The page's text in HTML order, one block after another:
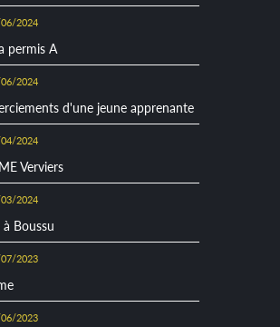
2024
permis A
2024
d'une jeune apprenante
2024
Verviers
2024
à Boussu
2023
2023